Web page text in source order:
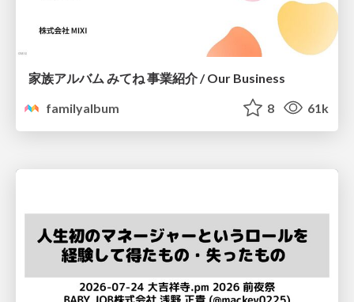
家族アルバム みてね 事業紹介 / Our Business
familyalbum
8 61k